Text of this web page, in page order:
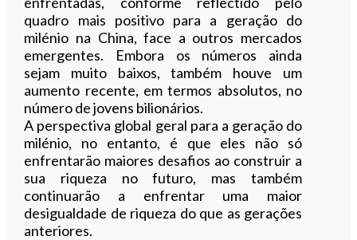
quadro mais positivo para a geração do
milénio na China, face a outros mercados
emergentes. Embora os números ainda
sejam muito baixos, também houve um
aumento recente, em termos absolutos, no
número de jovens bilionários.
A perspectiva global geral para a geração do
milénio, no entanto, é que eles não só
enfrentarão maiores desafios ao construir a
sua riqueza no futuro, mas também
continuarão a enfrentar uma maior
desigualdade de riqueza do que as gerações
anteriores.